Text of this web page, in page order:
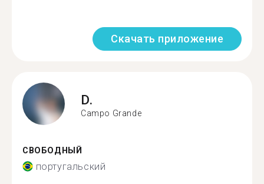
Скачать приложение
D.
Campo Grande
СВОБОДНЫЙ
португальский